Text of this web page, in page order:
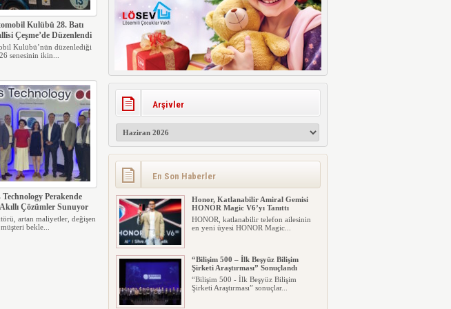
Kulübü 28. Batı
Çeşme’de Düzenlendi
Kulübü’nün düzenlediği
senesinin ikin...
Technology Perakende
Çözümler Sunuyor
artan maliyetler, değişen
müşteri bekle...
Arşivler
En Son Haberler
Honor, Katlanabilir Amiral Gemisi
HONOR Magic V6’yı Tanıttı
HONOR, katlanabilir telefon ailesinin
en yeni üyesi HONOR Magic...
“Bilişim 500 – İlk Beşyüz Bilişim
Şirketi Araştırması” Sonuçlandı
“Bilişim 500 - İlk Beşyüz Bilişim
Şirketi Araştırması” sonuçlar...